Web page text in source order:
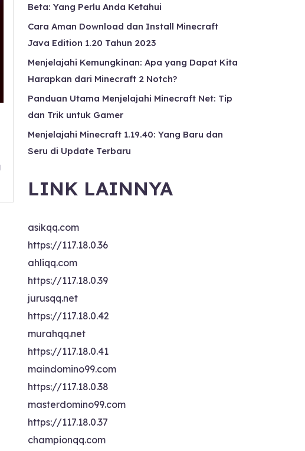
Beta: Yang Perlu Anda Ketahui
Cara Aman Download dan Install Minecraft
Java Edition 1.20 Tahun 2023
Menjelajahi Kemungkinan: Apa yang Dapat Kita
Harapkan dari Minecraft 2 Notch?
Panduan Utama Menjelajahi Minecraft Net: Tip
dan Trik untuk Gamer
Menjelajahi Minecraft 1.19.40: Yang Baru dan
Seru di Update Terbaru
LINK LAINNYA
asikqq.com
https://117.18.0.36
ahliqq.com
https://117.18.0.39
jurusqq.net
https://117.18.0.42
murahqq.net
https://117.18.0.41
maindomino99.com
https://117.18.0.38
masterdomino99.com
https://117.18.0.37
championqq.com